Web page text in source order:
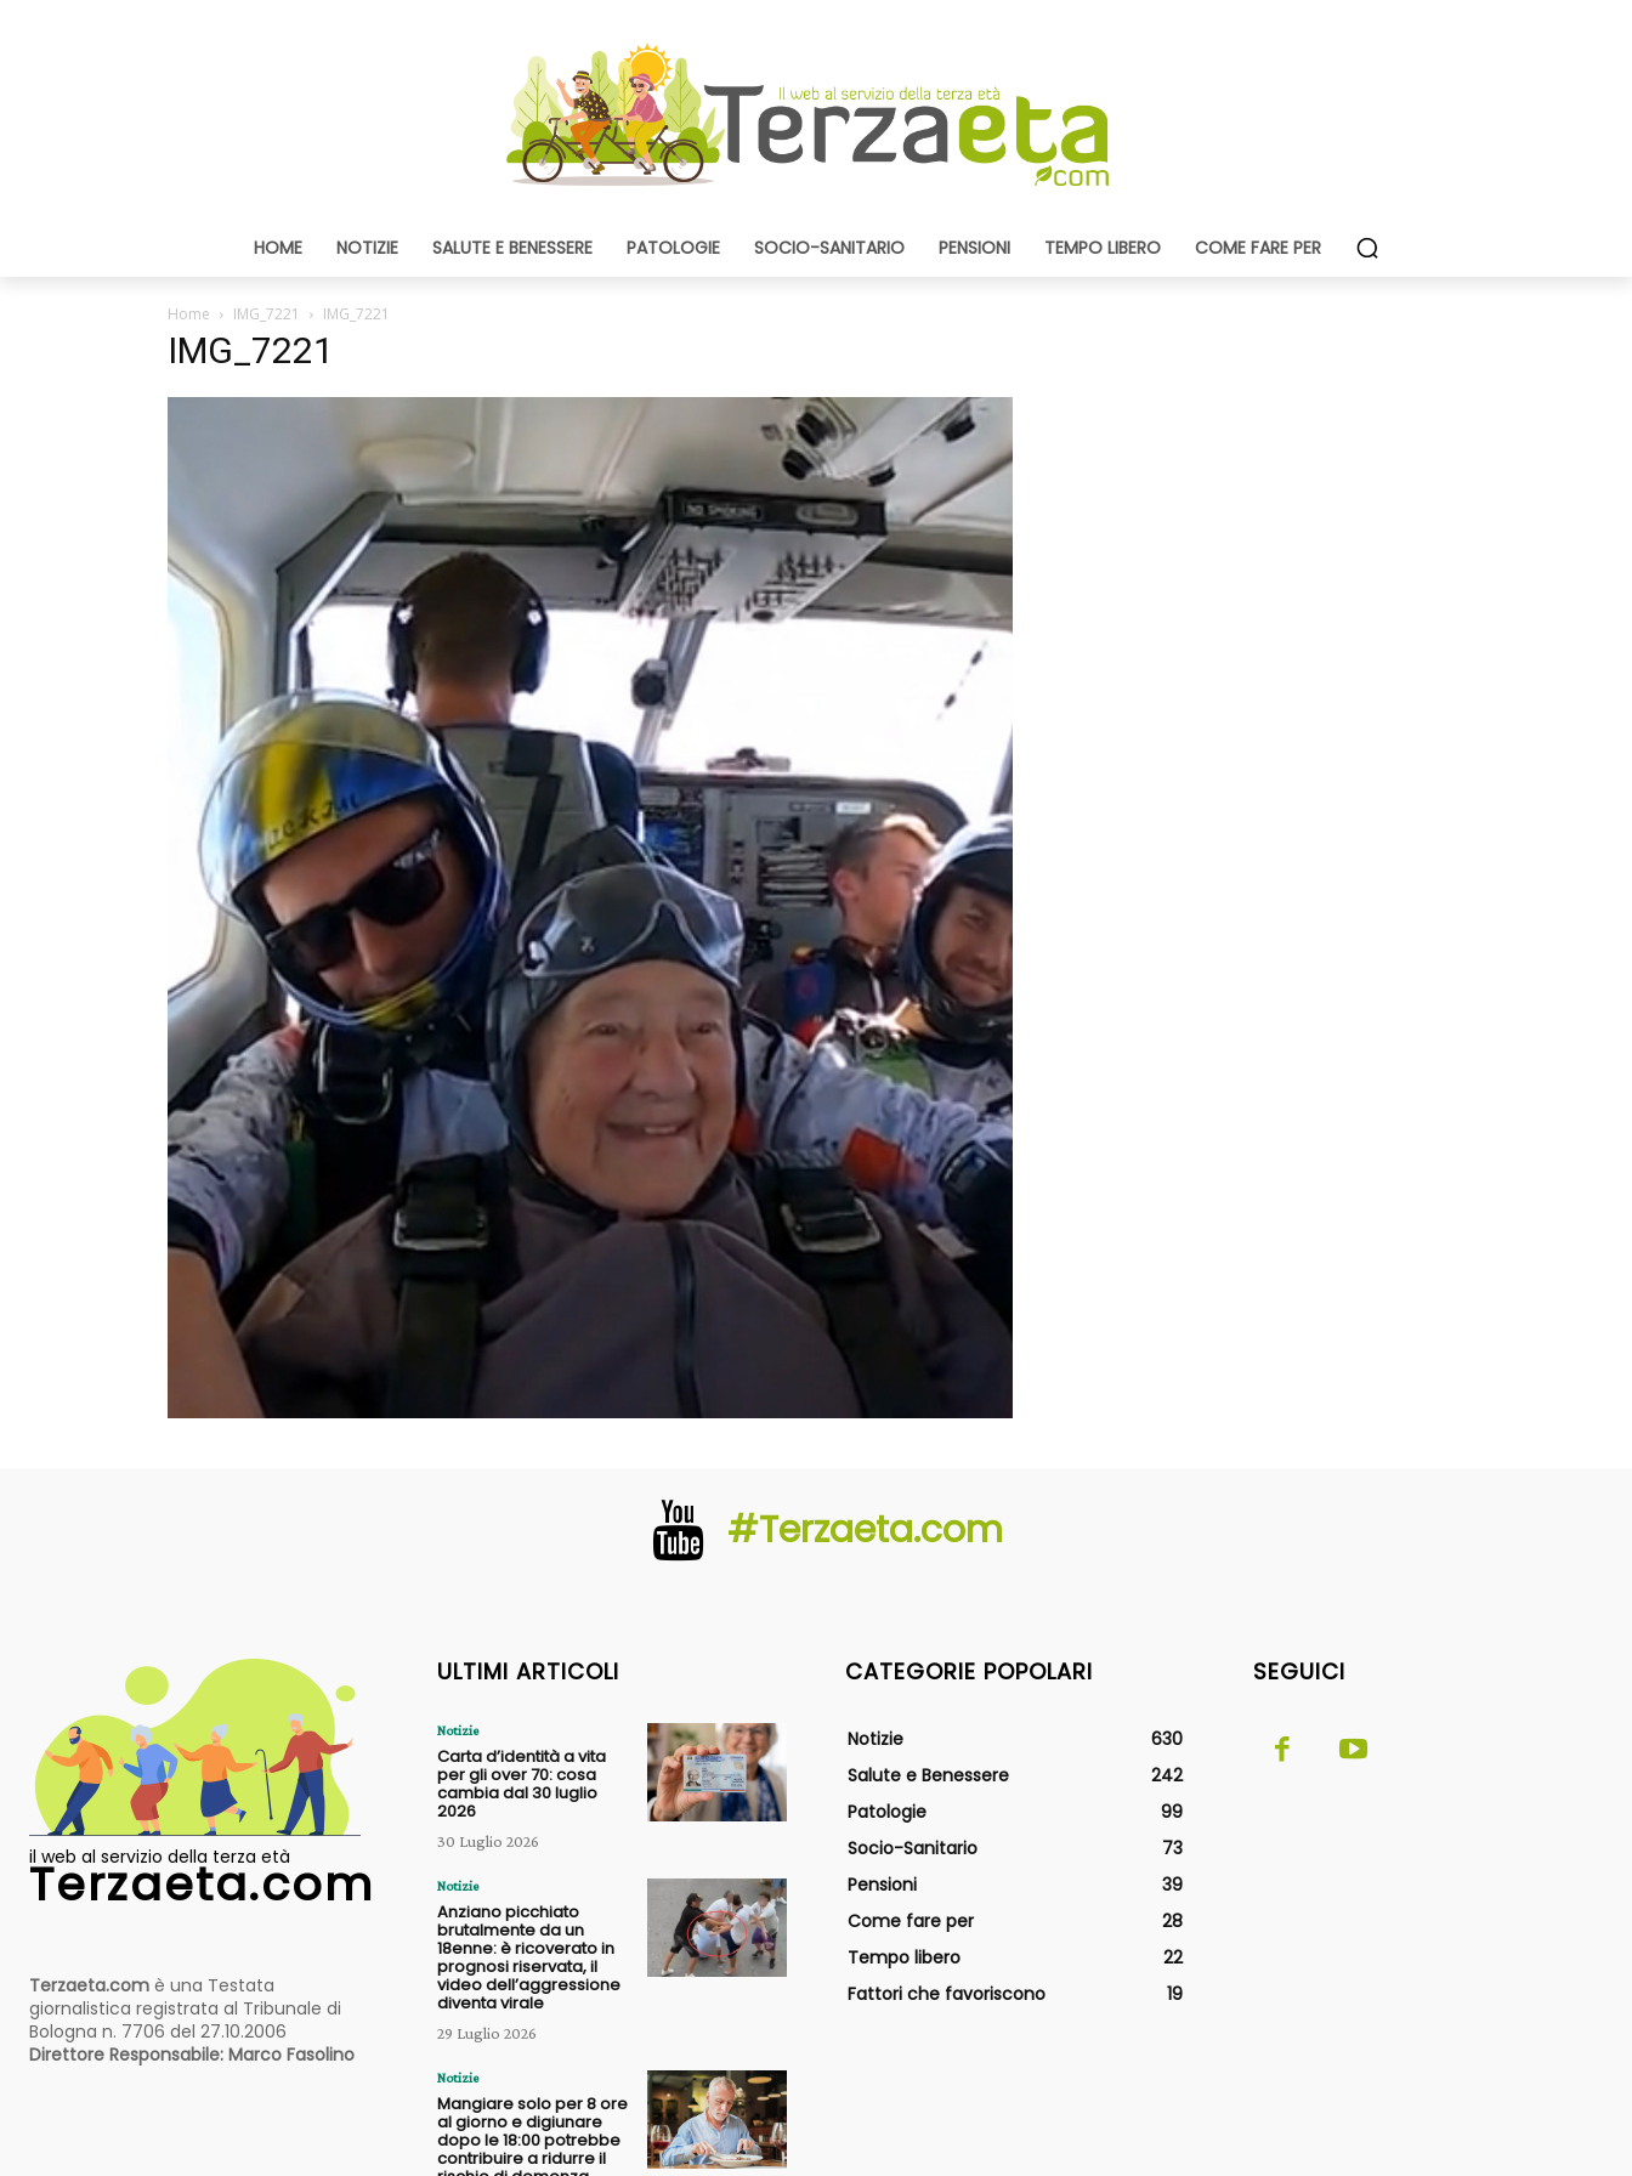
HOME NOTIZIE SALUTE E BENESSERE PATOLOGIE SOCIO-SANITARIO PENSIONI TEMPO LIBERO COME FARE PER
Home IMG_7221 IMG_7221
IMG_7221
#Terzaeta.com
il web al servizio della terza età
Terzaeta.com
Terzaeta.com è una Testata
giornalistica registrata al Tribunale di
Bologna n. 7706 del 27.10.2006
Direttore Responsabile: Marco Fasolino
ULTIMI ARTICOLI
Notizie
Carta d’identità a vita
per gli over 70: cosa
cambia dal 30 luglio
2026
30 Luglio 2026
Notizie
Anziano picchiato
brutalmente da un
18enne: è ricoverato in
prognosi riservata, il
video dell’aggressione
diventa virale
29 Luglio 2026
Notizie
Mangiare solo per 8 ore
al giorno e digiunare
dopo le 18:00 potrebbe
contribuire a ridurre il
CATEGORIE POPOLARI
Notizie
630
Salute e Benessere
242
Patologie
99
Socio-Sanitario
73
Pensioni
39
Come fare per
28
Tempo libero
22
Fattori che favoriscono
19
SEGUICI